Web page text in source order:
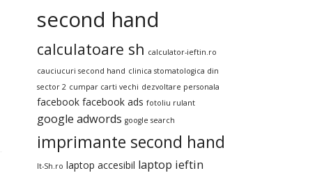
second hand
calculatoare sh calculator-ieftin.ro
cauciucuri second hand clinica stomatologica din
sector 2 cumpar carti vechi dezvoltare personala
facebook facebook ads fotoliu rulant
google adwords google search
imprimante second hand
It-Sh.ro laptop accesibil laptop ieftin